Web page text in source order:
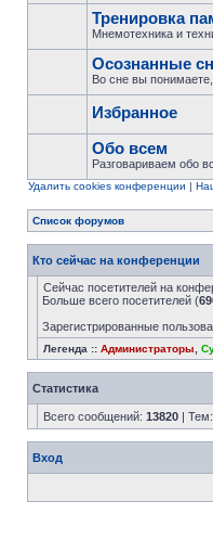
Тренировка
Мнемотехника и
Осознанные
Во сне вы понимаете,
Избранное
Обо всем
Разговариваем обо
Удалить cookies конференции |
Список форумов
Кто сейчас на конференции
Сейчас посетителей на
Больше всего посетителей (
Зарегистрированные
Легенда :: Администраторы
Статистика
Всего сообщений: 13820 | Тем:
Вход